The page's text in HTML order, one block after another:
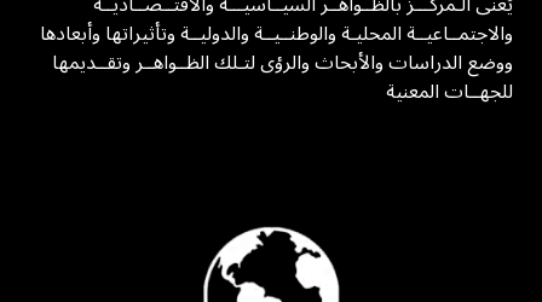
والاجتمــاعيــة المحليـة والوطنــيــة والدوليــة وتأثيراتها وأبعادها
ووضع الدراسات والأبحاث والرؤى لتـلك الظــواهــر وتقــديمها
للجهــات المعنية